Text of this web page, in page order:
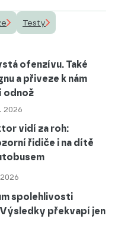
Testy
ofenzívu. Také
a přiveze k nám
odnož
2026
vidí za roh:
řidiče i na dítě
spolehlivosti
překvapí jen